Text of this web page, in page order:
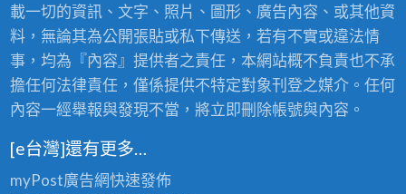
載一切的資訊、文字、照片、圖形、廣告內容、或其他資
料，無論其為公開張貼或私下傳送，若有不實或違法情
事，均為『內容』提供者之責任，本網站概不負責也不承
擔任何法律責任，僅係提供不特定對象刊登之媒介。任何
內容一經舉報與發現不當，將立即刪除帳號與內容。
[e台灣]還有更多…
myPost廣告網快速發佈